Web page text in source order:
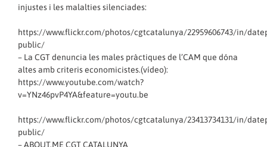
injustes i les malalties silenciades:
https://www.flickr.com/photos/cgtcatalunya/22959606743/in/
public/
– La CGT denuncia les males pràctiques de l’CAM que dóna
altes amb criteris economicistes.(vídeo):
https://www.youtube.com/watch?
v=YNz46pvP4YA&feature=youtu.be
https://www.flickr.com/photos/cgtcatalunya/23413734131/in/
public/
–ABOUT.ME CGT CATALUNYA